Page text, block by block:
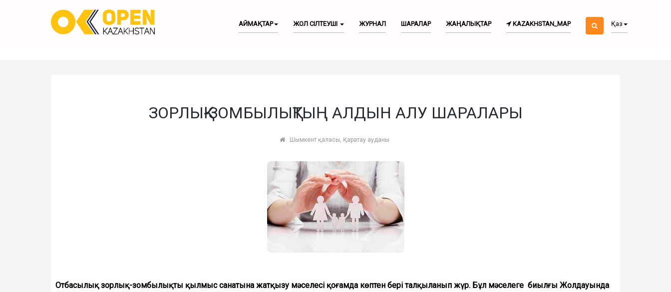
АЙМАҚТАР ЖОЛ СІЛТЕУШІ ЖУРНАЛ ШАРАЛАР ЖАҢАЛЫҚТАР KAZAKHSTAN_MAP Қаз
ЗОРЛЫҚ-ЗОМБЫЛЫҚТЫҢ АЛДЫН АЛУ ШАРАЛАРЫ
Шымкент қаласы, Қаратау ауданы
Отбасылық зорлық-зомбылықты қылмыс санатына жатқызу мәселесі қоғамда көптен бері талқыланып жүр. Бұл мәселеге биылғы Жолдауында